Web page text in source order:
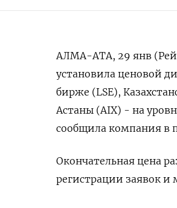
АЛМА-АТА, 29 янв
установила ценовой
бирже (LSE),
Астаны (AIX) - на
сообщила компания в
Окончательная цена
регистрации заявок и